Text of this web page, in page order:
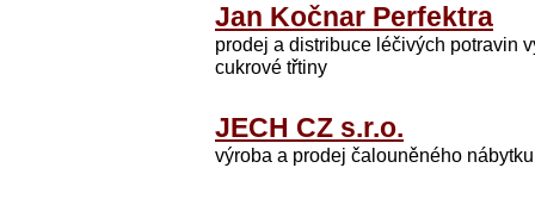
Jan Kočnar Perfektra
prodej a distribuce léčivých potravin
cukrové třtiny
JECH CZ s.r.o.
výroba a prodej čalouněného